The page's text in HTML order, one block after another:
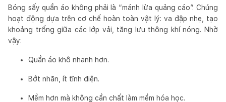
Bóng sấy quần áo không phải là “mánh lừa quảng cáo”. Chúng
hoạt động dựa trên cơ chế hoàn toàn vật lý: va đập nhẹ, tạo
khoảng trống giữa các lớp vải, tăng lưu thông khí nóng. Nhờ
vậy:
Quần áo khô nhanh hơn.
Bớt nhăn, ít tĩnh điện.
Mềm hơn mà không cần chất làm mềm hóa học.